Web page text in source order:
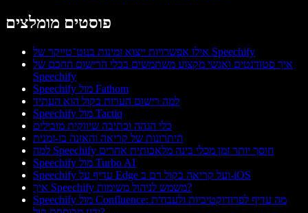
פוסטים מומלצים
אילו אפשרויות ייצוא זמינות בנוט־טייקר של Speechify
איך סטודנטים ואנשי מקצוע משתמשים בכלי הרישום החכם של
Speechify
Speechify מול Fathom
למה רישום הערות בקול הוא העתיד
Speechify מול Tactiq
כלי הגהה וכתיבה שיווקית מובילים
היתרונות של קריאה והאזנה בו-זמנית
למה Speechify חוסך יותר זמן מכלי בינה מלאכותית אחרים
Speechify מול Turbo AI
Speechify עדיף על Edge ועל קריאה בקול רם ב-iOS
איך Speechify משמש לניהול משימות?
Speechify מול Confluence: מה עדיף לפרודוקטיביות ולעבודת